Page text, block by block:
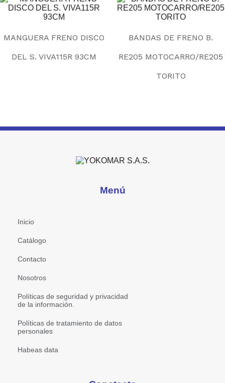
MANGUERA FRENO DISCO
DEL S. VIVA115R 93CM
BANDAS DE FRENO B.
RE205 MOTOCARRO/RE205
TORITO
Menú
Inicio
Catálogo
Contacto
Nosotros
Políticas de seguridad y privacidad
de la información.
Políticas de tratamiento de datos
personales
Habeas data